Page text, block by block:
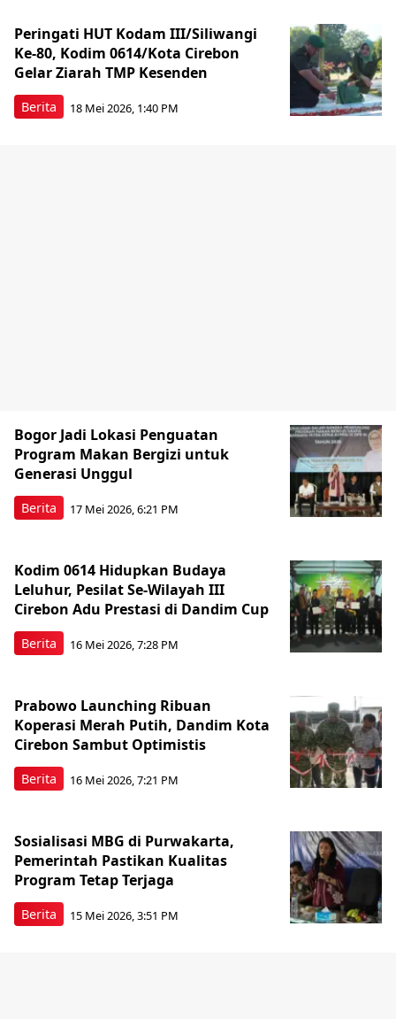
Berita
Peringati HUT Kodam III/Siliwangi
Ke-80, Kodim 0614/Kota Cirebon
Gelar Ziarah TMP Kesenden
18 Mei 2026, 1:40 PM
Berita
Bogor Jadi Lokasi Penguatan
Program Makan Bergizi untuk
Generasi Unggul
17 Mei 2026, 6:21 PM
Berita
Kodim 0614 Hidupkan Budaya
Leluhur, Pesilat Se-Wilayah III
Cirebon Adu Prestasi di Dandim Cup
16 Mei 2026, 7:28 PM
Berita
Prabowo Launching Ribuan
Koperasi Merah Putih, Dandim Kota
Cirebon Sambut Optimistis
16 Mei 2026, 7:21 PM
Berita
Sosialisasi MBG di Purwakarta,
Pemerintah Pastikan Kualitas
Program Tetap Terjaga
15 Mei 2026, 3:51 PM